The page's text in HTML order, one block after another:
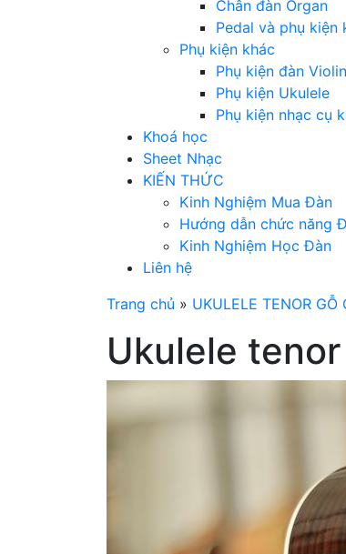
Chân đàn Organ
Pedal và phụ kiện
Phụ kiện khác
Phụ kiện đàn Violin
Phụ kiện Ukulele
Phụ kiện nhạc cụ
Khoá học
Sheet Nhạc
KIẾN THỨC
Kinh Nghiệm Mua Đàn
Hướng dẫn chức năng
Kinh Nghiệm Học Đàn
Liên hệ
Trang chủ » UKULELE TENOR GỖ
Ukulele